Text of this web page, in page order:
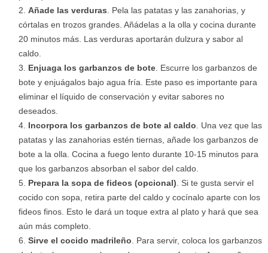
Añade las verduras . Pela las patatas y las zanahorias, y
córtalas en trozos grandes. Añádelas a la olla y cocina durante
20 minutos más. Las verduras aportarán dulzura y sabor al
caldo.
Enjuaga los garbanzos de bote . Escurre los garbanzos de
bote y enjuágalos bajo agua fría. Este paso es importante para
eliminar el líquido de conservación y evitar sabores no
deseados.
Incorpora los garbanzos de bote al caldo . Una vez que las
patatas y las zanahorias estén tiernas, añade los garbanzos de
bote a la olla. Cocina a fuego lento durante 10-15 minutos para
que los garbanzos absorban el sabor del caldo.
Prepara la sopa de fideos (opcional) . Si te gusta servir el
cocido con sopa, retira parte del caldo y cocínalo aparte con los
fideos finos. Esto le dará un toque extra al plato y hará que sea
aún más completo.
Sirve el cocido madrileño . Para servir, coloca los garbanzos